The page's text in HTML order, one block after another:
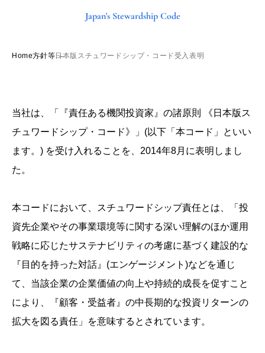
Japan's Stewardship Code
Home方針等日本版スチュワードシップ・コード受入表明
当社は、「『責任ある機関投資家』の諸原則 《日本版ス
チュワードシップ・コード》」(以下「本コード」といい
ます。) を受け入れることを、2014年8月に表明しまし
た。
本コードにおいて、スチュワードシップ責任とは、「投
資先企業やその事業環境等に関する深い理解のほか運用
戦略に応じたサステナビリティの考慮に基づく建設的な
『目的を持った対話』(エンゲージメント)などを通じ
て、当該企業の企業価値の向上や持続的成長を促すこと
により、『顧客・受益者』の中長期的な投資リターンの
拡大を図る責任」を意味するとされています。